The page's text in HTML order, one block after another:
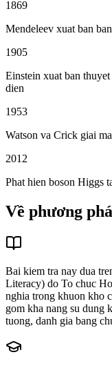
1869
Mendeleev xuat ban
1905
Einstein xuat ban
dien
1953
Watson va Crick giai
2012
Phat hien boson Higgs
Về phương
Bai kiem tra nay dua
Literacy) do To chuc
nghia trong khuon kho
gom kha nang su dung
tuong, danh gia bang